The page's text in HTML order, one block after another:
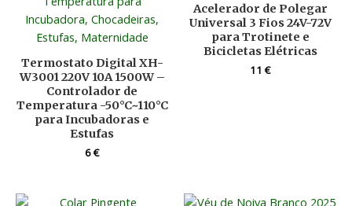
Termostato Digital XH-
W3001 220V 10A 1500W –
Controlador de
Temperatura -50°C~110°C
para Incubadoras e
Estufas
6€
Acelerador de Polegar
Universal 3 Fios 24V-72V
para Trotinete e
Bicicletas Elétricas
11€